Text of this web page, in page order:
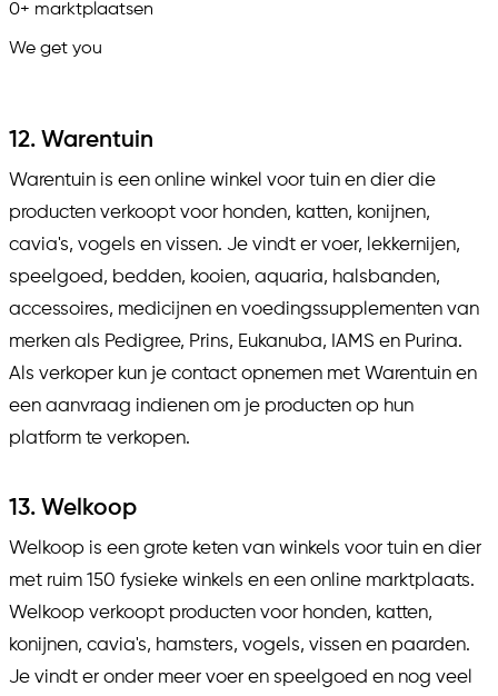
0+ marktplaatsen
We get you
12. Warentuin
Warentuin is een online winkel voor tuin en dier die
producten verkoopt voor honden, katten, konijnen,
cavia's, vogels en vissen. Je vindt er voer, lekkernijen,
speelgoed, bedden, kooien, aquaria, halsbanden,
accessoires, medicijnen en voedingssupplementen van
merken als Pedigree, Prins, Eukanuba, IAMS en Purina.
Als verkoper kun je contact opnemen met Warentuin en
een aanvraag indienen om je producten op hun
platform te verkopen.
13. Welkoop
Welkoop is een grote keten van winkels voor tuin en dier
met ruim 150 fysieke winkels en een online marktplaats.
Welkoop verkoopt producten voor honden, katten,
konijnen, cavia's, hamsters, vogels, vissen en paarden.
Je vindt er onder meer voer en speelgoed en nog veel